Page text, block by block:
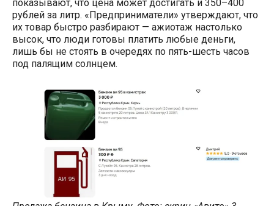
показывают, что цена может достигать и 350–400
рублей за литр. «Предприниматели» утверждают, что
их товар быстро разбирают — ажиотаж настолько
высок, что люди готовы платить любые деньги,
лишь бы не стоять в очередях по пять-шесть часов
под палящим солнцем.